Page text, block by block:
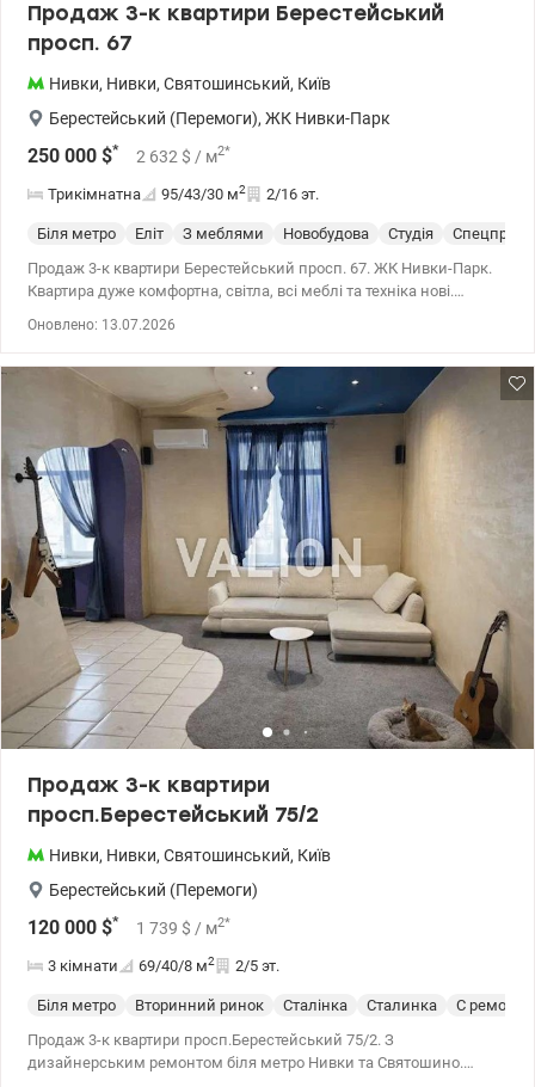
Продаж 3-к квартири Берестейський
просп. 67
Нивки, Нивки, Святошинський, Київ
Берестейський (Перемоги), ЖК Нивки-Парк
250 000 $* 2 632 $ / м2*
Трикімнатна 95/43/30 м2 2/16 эт.
Біля метро Еліт З меблями Новобудова Студія
Продаж 3-к квартири Берестейський просп. 67. ЖК Нивки-Парк.
Квартира дуже комфортна, світла, всі меблі та техніка нові.
Оновлено: 13.07.2026
Продаж 3-к квартири
просп.Берестейський 75/2
Нивки, Нивки, Святошинський, Київ
Берестейський (Перемоги)
120 000 $* 1 739 $ / м2*
3 кімнати 69/40/8 м2 2/5 эт.
Біля метро Вторинний ринок Сталінка Сталинка
С
Продаж 3-к квартири просп.Берестейський 75/2. З
дизайнерським ремонтом біля метро Нивки та Святошино.